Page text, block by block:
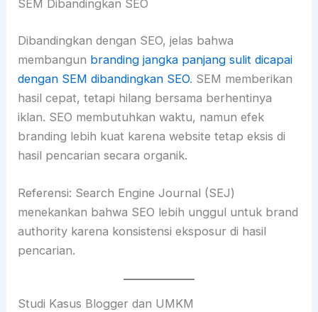
SEM Dibandingkan SEO
Dibandingkan dengan SEO, jelas bahwa
membangun branding jangka panjang sulit dicapai
dengan SEM dibandingkan SEO. SEM memberikan
hasil cepat, tetapi hilang bersama berhentinya
iklan. SEO membutuhkan waktu, namun efek
branding lebih kuat karena website tetap eksis di
hasil pencarian secara organik.
Referensi: Search Engine Journal (SEJ)
menekankan bahwa SEO lebih unggul untuk brand
authority karena konsistensi eksposur di hasil
pencarian.
Studi Kasus Blogger dan UMKM